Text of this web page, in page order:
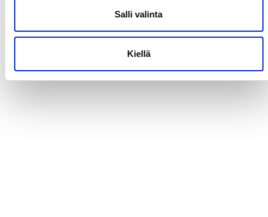
Salli valinta
Kiellä